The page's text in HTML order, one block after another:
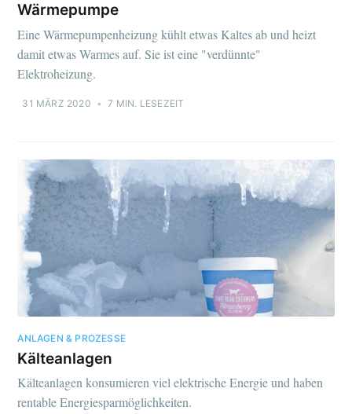
Wärmepumpe
Eine Wärmepumpenheizung kühlt etwas Kaltes ab und heizt
damit etwas Warmes auf. Sie ist eine "verdünnte"
Elektroheizung.
31 MÄRZ 2020 • 7 MIN. LESEZEIT
ANLAGEN & PROZESSE
Kälteanlagen
Kälteanlagen konsumieren viel elektrische Energie und haben
rentable Energiesparmöglichkeiten.